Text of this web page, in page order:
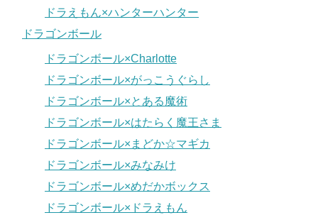
ドラえもん×ハンターハンター
ドラゴンボール
ドラゴンボール×Charlotte
ドラゴンボール×がっこうぐらし
ドラゴンボール×とある魔術
ドラゴンボール×はたらく魔王さま
ドラゴンボール×まどか☆マギカ
ドラゴンボール×みなみけ
ドラゴンボール×めだかボックス
ドラゴンボール×ドラえもん